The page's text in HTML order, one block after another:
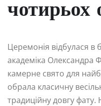
чотирьох
Церемонія відбулася в
академіка Олександра
камерне свято для
обрала класичну
традиційну довгу